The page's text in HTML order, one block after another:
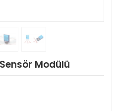
Sensör Modülü